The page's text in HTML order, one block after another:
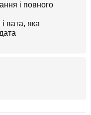
і повного
і вата, яка